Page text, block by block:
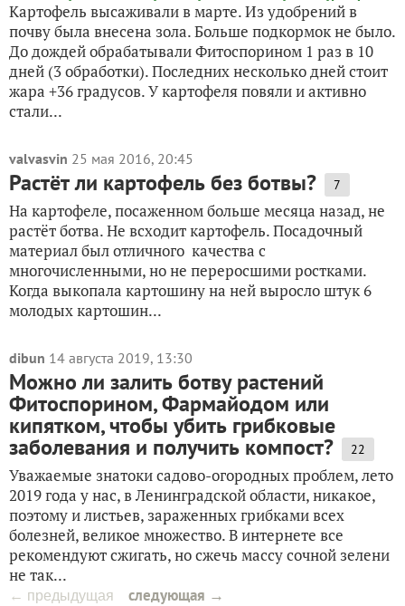
Картофель высаживали в марте. Из удобрений в
почву была внесена зола. Больше подкормок не было.
До дождей обрабатывали Фитоспорином 1 раз в 10
дней (3 обработки). Последних несколько дней стоит
жара +36 градусов. У картофеля повяли и активно
стали...
valvasvin 25 мая 2016, 20:45
Растёт ли картофель без ботвы? 7
На картофеле, посаженном больше месяца назад, не
растёт ботва. Не всходит картофель. Посадочный
материал был отличного качества с
многочисленными, но не переросшими ростками.
Когда выкопала картошину на ней выросло штук 6
молодых картошин...
dibun 14 августа 2019, 13:30
Можно ли залить ботву растений
Фитоспорином, Фармайодом или
кипятком, чтобы убить грибковые
заболевания и получить компост? 22
Уважаемые знатоки садово-огородных проблем, лето
2019 года у нас, в Ленинградской области, никакое,
поэтому и листьев, зараженных грибками всех
болезней, великое множество. В интернете все
рекомендуют сжигать, но сжечь массу сочной зелени
не так...
← предыдущая следующая →